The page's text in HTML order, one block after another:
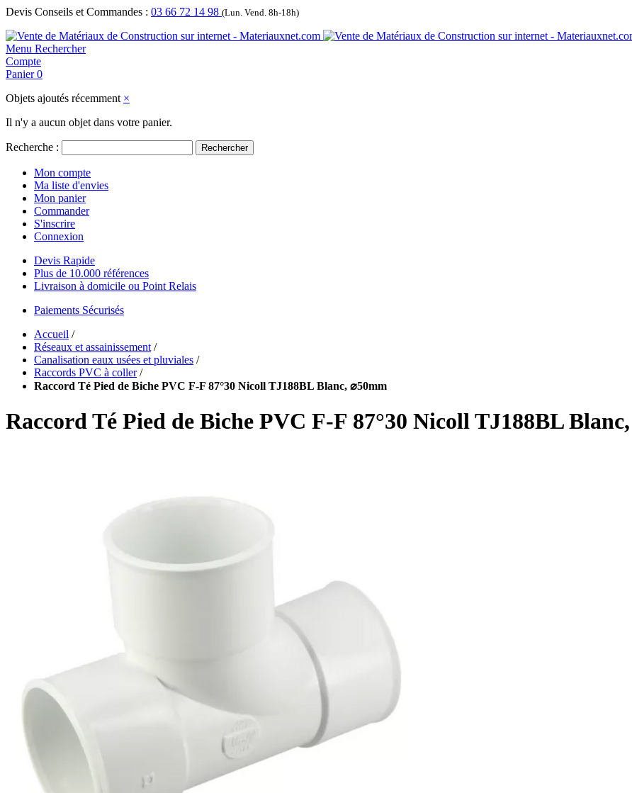
Devis Conseils et Commandes : 03 66 72 14 98 (Lun. Vend. 8h-18h)
Menu Rechercher
Compte
Panier 0
Objets ajoutés récemment ×
Il n'y a aucun objet dans votre panier.
Recherche : Rechercher
Mon compte
Ma liste d'envies
Mon panier
Commander
S'inscrire
Connexion
Devis Rapide
Plus de 10.000 références
Livraison à domicile ou Point Relais
Paiements Sécurisés
Accueil /
Réseaux et assainissement /
Canalisation eaux usées et pluviales /
Raccords PVC à coller /
Raccord Té Pied de Biche PVC F-F 87°30 Nicoll TJ188BL Blanc, ⌀50mm
Raccord Té Pied de Biche PVC F-F 87°30 Nicoll TJ188BL